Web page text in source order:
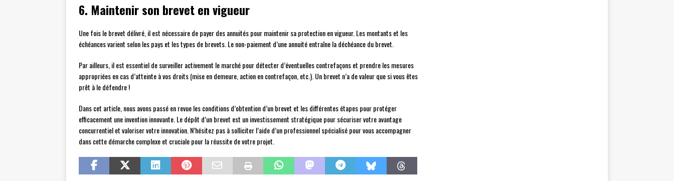
6. Maintenir son brevet en vigueur
Une fois le brevet délivré, il est nécessaire de payer des annuités pour maintenir sa protection en vigueur. Les montants et les
échéances varient selon les pays et les types de brevets. Le non-paiement d’une annuité entraîne la déchéance du brevet.
Par ailleurs, il est essentiel de surveiller activement le marché pour détecter d’éventuelles contrefaçons et prendre les mesures
appropriées en cas d’atteinte à vos droits (mise en demeure, action en contrefaçon, etc.). Un brevet n’a de valeur que si vous êtes
prêt à le défendre !
Dans cet article, nous avons passé en revue les conditions d’obtention d’un brevet et les différentes étapes pour protéger
efficacement une invention innovante. Le dépôt d’un brevet est un investissement stratégique pour sécuriser votre avantage
concurrentiel et valoriser votre innovation. N’hésitez pas à solliciter l’aide d’un professionnel spécialisé pour vous accompagner
dans cette démarche complexe et cruciale pour la réussite de votre projet.